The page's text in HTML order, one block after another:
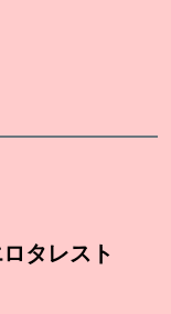
タレスト